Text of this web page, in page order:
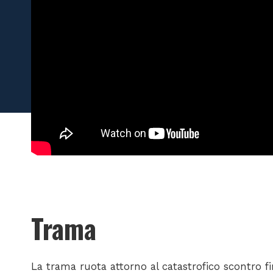
Trama
La trama ruota attorno al catastrofico scontro